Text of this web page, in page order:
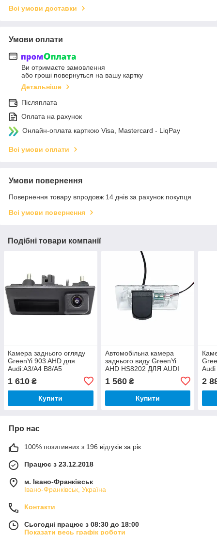
Всі умови доставки
Умови оплати
Ви отримаєте замовлення
або гроші повернуться на вашу картку
Детальніше
Післяплата
Оплата на рахунок
Онлайн-оплата карткою Visa, Mastercard - LiqPay
Всі умови оплати
Умови повернення
Повернення товару впродовж 14 днів за рахунок покупця
Всі умови повернення
Подібні товари компанії
Камера заднього огляду
GreenYi 903 AHD для
Audi:A3/A4 B8/A5
8T/A6/S5\Q5(2008-2017)
1 610 ₴
Купити
Автомобільна камера
заднього виду GreenYi
AHD HS8202 ДЛЯ AUDI
A4L A6L A1 A3 A7 Q3 Q5
RS5
1 560₴
Купити
Audi
2
Про нас
100% позитивних з 196 відгуків за рік
Працює з 23.12.2018
м. Івано-Франківськ
Івано-Франківськ, Україна
Контакти
Сьогодні працює з 08:30 до 18:00
Показати весь графік роботи